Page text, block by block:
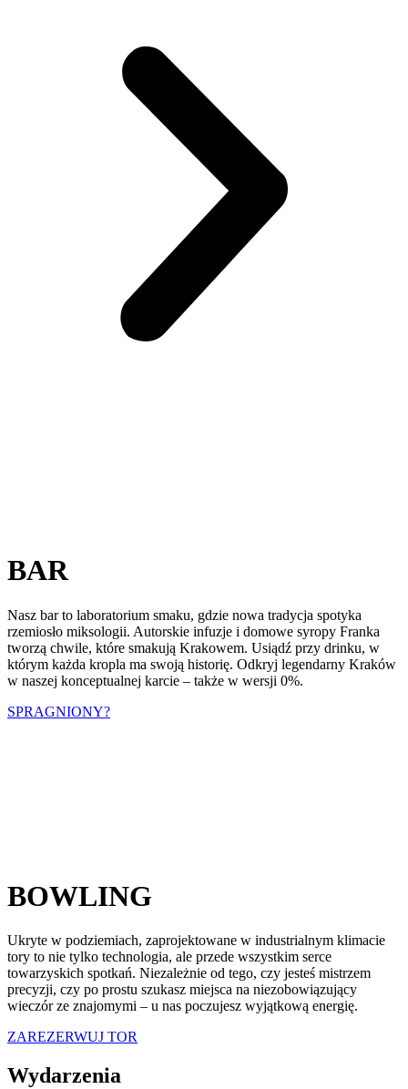
BAR
Nasz bar to laboratorium smaku, gdzie nowa tradycja spotyka
rzemiosło miksologii. Autorskie infuzje i domowe syropy Franka
tworzą chwile, które smakują Krakowem. Usiądź przy drinku, w
którym każda kropla ma swoją historię. Odkryj legendarny Kraków
w naszej konceptualnej karcie – także w wersji 0%.
SPRAGNIONY?
BOWLING
Ukryte w podziemiach, zaprojektowane w industrialnym klimacie
tory to nie tylko technologia, ale przede wszystkim serce
towarzyskich spotkań. Niezależnie od tego, czy jesteś mistrzem
precyzji, czy po prostu szukasz miejsca na niezobowiązujący
wieczór ze znajomymi – u nas poczujesz wyjątkową energię.
ZAREZERWUJ TOR
Wydarzenia